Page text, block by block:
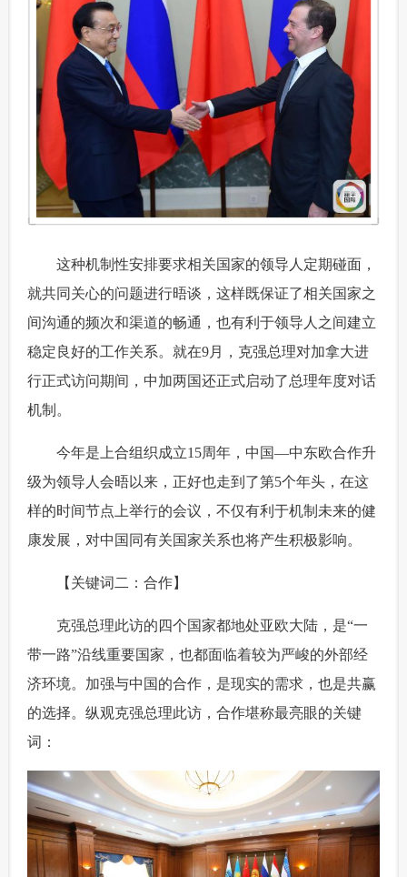
这种机制性安排要求相关国家的领导人定期碰面，
就共同关心的问题进行晤谈，这样既保证了相关国家之
间沟通的频次和渠道的畅通，也有利于领导人之间建立
稳定良好的工作关系。就在9月，克强总理对加拿大进
行正式访问期间，中加两国还正式启动了总理年度对话
机制。
今年是上合组织成立15周年，中国—中东欧合作升
级为领导人会晤以来，正好也走到了第5个年头，在这
样的时间节点上举行的会议，不仅有利于机制未来的健
康发展，对中国同有关国家关系也将产生积极影响。
【关键词二：合作】
克强总理此访的四个国家都地处亚欧大陆，是“一
带一路”沿线重要国家，也都面临着较为严峻的外部经
济环境。加强与中国的合作，是现实的需求，也是共赢
的选择。纵观克强总理此访，合作堪称最亮眼的关键
词：